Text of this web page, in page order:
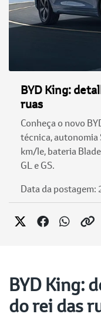
BYD King:
ruas
Conheça o novo
técnica, autonomia
km/le, bateria
GL e GS.
Data da
BYD King:
do rei das